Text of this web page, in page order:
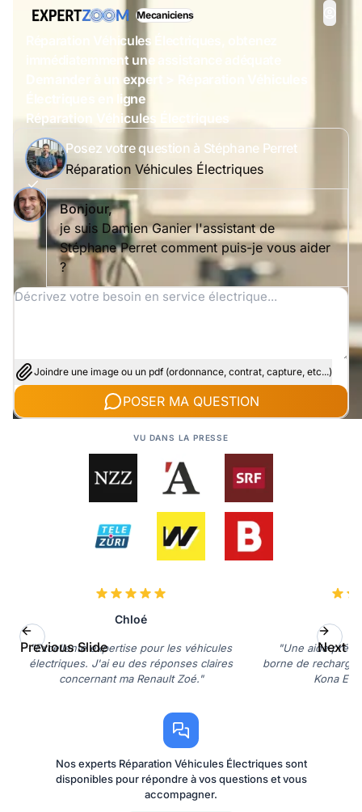
Mecaniciens
Réparation Véhicules Électriques, obtenez
immédiatemment une assistance adéquate
Demander à un expert > Réparation Véhicules
Électriques en ligne
Réparation Véhicules Électriques
Posez votre question à Stéphane Perret
Réparation Véhicules Électriques
Bonjour,
je suis Damien Ganier l'assistant de
Stéphane Perret comment puis-je vous aider
?
Joindre une image ou un pdf (ordonnance, contrat, capture, etc...)
POSER MA QUESTION
VU DANS LA PRESSE
Chloé
"Excellente expertise pour les véhicules
électriques. J'ai eu des réponses claires
concernant ma Renault Zoé."
"Une aide
borne de recharge
Kona
Previous Slide Next
Nos experts Réparation Véhicules Électriques sont
disponibles pour répondre à vos questions et vous
accompagner.